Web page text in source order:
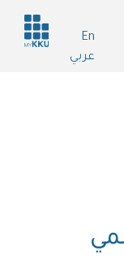
En
عربي
Header
services